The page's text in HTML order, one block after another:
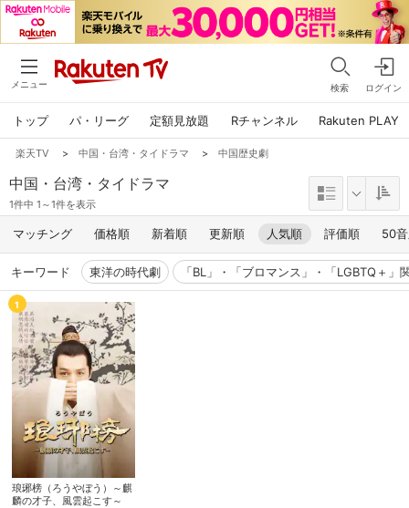
メニュー 検索 ログイン
トップ パ・リーグ 定額見放題 Rチャンネル Rakuten PLAY
楽天TV > 中国・台湾・タイドラマ > 中国歴史劇
中国・台湾・タイドラマ
1件中 1～1件を表示
マッチング 価格順 新着順 更新順 人気順 評価順 50
キーワード 東洋の時代劇 「BL」・「ブロマンス」・「LGBTQ＋」
1
琅琊榜（ろうやぼう）～麒
麟の才子、風雲起こす～